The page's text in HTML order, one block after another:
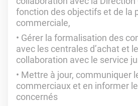
fonction des objectifs et de la
commerciale,
Gérer la formalisation des
avec les centrales d’achat et
collaboration avec le service
Mettre à jour, communiquer
commerciaux et en informer
concernés